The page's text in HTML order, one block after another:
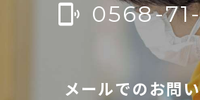
phonelink_ring 0568-
メールでのお問